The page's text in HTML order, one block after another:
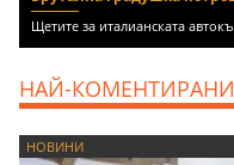
Щетите за италианската
НАЙ-КОМЕНТИРАНИ
НОВИНИ